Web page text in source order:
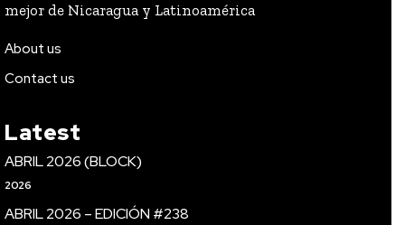
mejor de Nicaragua y Latinoamérica
About us
Contact us
Latest
ABRIL 2026 (BLOCK)
2026
ABRIL 2026 – EDICIÓN #238